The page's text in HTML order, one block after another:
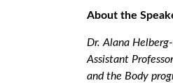
About the
Dr. Alana
Assistant
and the Body